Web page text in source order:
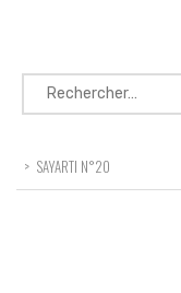
Rechercher :
> SAYARTI N°20